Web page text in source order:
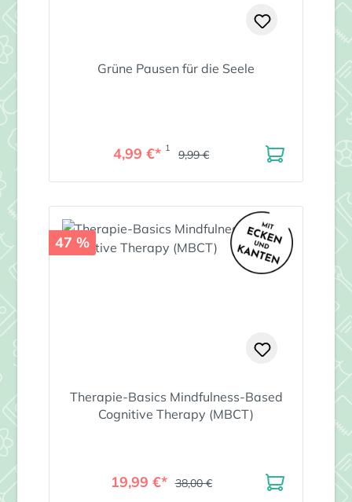
Grüne Pausen für die Seele
4,99 €* 1 9,99 €
47 %
Therapie-Basics Mindfulness-Based
Cognitive Therapy (MBCT)
19,99 €* 38,00 €